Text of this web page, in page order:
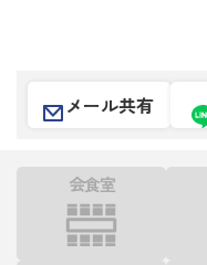
メール共有
会食室